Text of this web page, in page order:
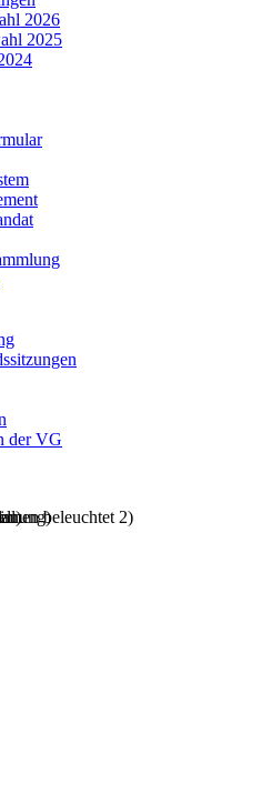
2026
2025
der VG